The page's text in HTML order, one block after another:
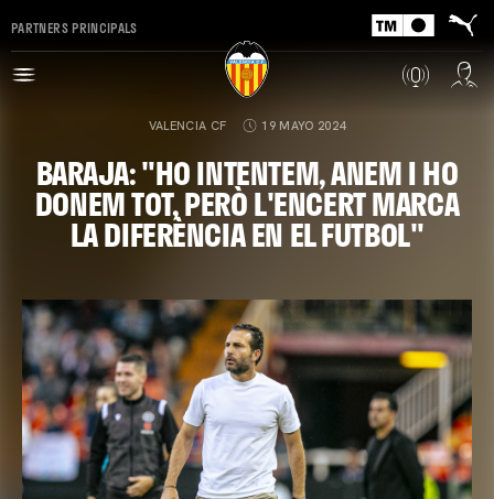
PARTNERS PRINCIPALS
VALENCIA CF 19 MAYO 2024
BARAJA: "HO INTENTEM, ANEM I HO
DONEM TOT, PERÒ L'ENCERT MARCA
LA DIFERÈNCIA EN EL FUTBOL"